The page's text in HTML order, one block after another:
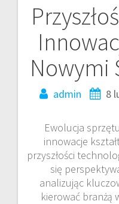
Nowymi
admin 8
Ewolucja
innowacje
przyszłości
się
analizując
kierować branżą
Nawigacja
wpisu